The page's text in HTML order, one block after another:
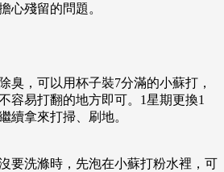
心殘留的問題。
臭，可以用杯子裝7分滿的小蘇打，
容易打翻的地方即可。1星期更換1
續拿來打掃、刷地。
要洗滌時，先泡在小蘇打粉水裡，可